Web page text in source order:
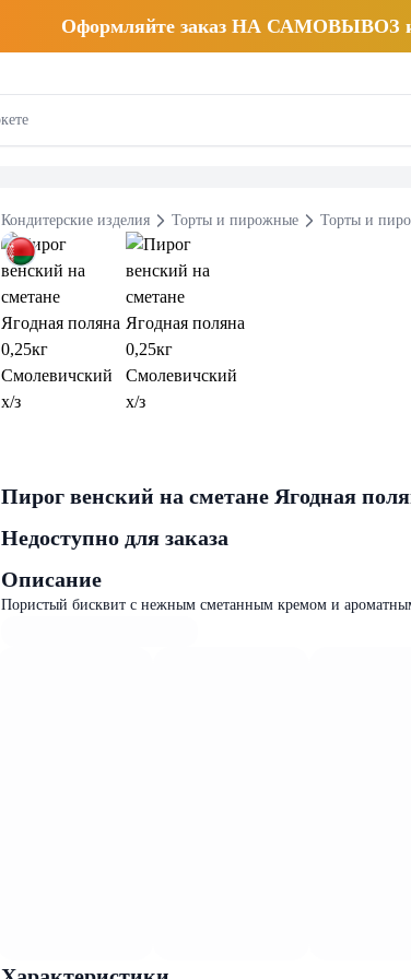
Оформляйте заказ НА САМОВЫВОЗ
Кондитерские изделия Торты и пирожные Торты и
Пирог венский на сметане Ягодная
Недоступно для заказа
Описание
Пористый бисквит с нежным сметанным кремом и